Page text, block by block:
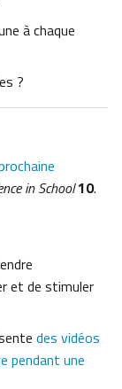
à chaque
?
in School10.
et de stimuler
des vidéos
pendant une